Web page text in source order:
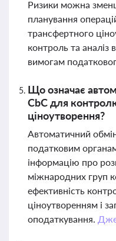
Ризики можна
планування
трансфертного
контроль та аналіз
вимогам
Що означає
CbC для
ціноутворення?
Автоматичний
податковим
інформацію про
міжнародних груп
ефективність
ціноутворенням і
оподаткування.